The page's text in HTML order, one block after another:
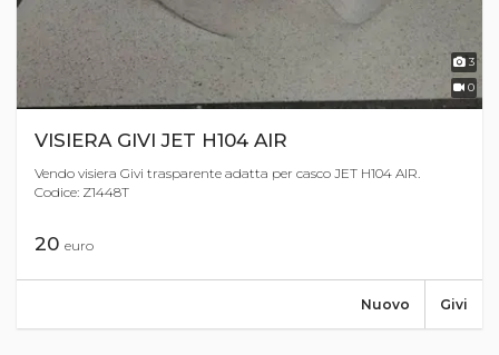
3
0
VISIERA GIVI JET H104 AIR
Vendo visiera Givi trasparente adatta per casco JET H104 AIR.
Codice: Z1448T
20 euro
Givi
Nuovo